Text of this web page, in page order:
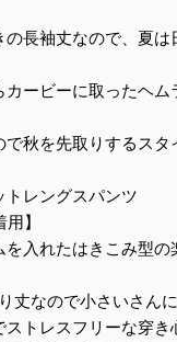
の長袖丈なので、夏は
ービーに取ったヘム
で秋を先取りするス
トレングスパンツ
】
を入れたはきこみ型の
丈なので小さいさんに
トレスフリーな穿き